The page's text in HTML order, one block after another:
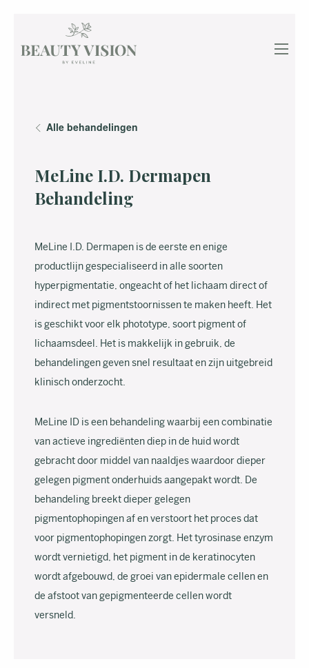
Alle behandelingen
MeLine I.D. Dermapen
Behandeling
MeLine I.D. Dermapen is de eerste en enige
productlijn gespecialiseerd in alle soorten
hyperpigmentatie, ongeacht of het lichaam direct of
indirect met pigmentstoornissen te maken heeft. Het
is geschikt voor elk phototype, soort pigment of
lichaamsdeel. Het is makkelijk in gebruik, de
behandelingen geven snel resultaat en zijn uitgebreid
klinisch onderzocht.
MeLine ID is een behandeling waarbij een combinatie
van actieve ingrediënten diep in de huid wordt
gebracht door middel van naaldjes waardoor dieper
gelegen pigment onderhuids aangepakt wordt. De
behandeling breekt dieper gelegen
pigmentophopingen af en verstoort het proces dat
voor pigmentophopingen zorgt. Het tyrosinase enzym
wordt vernietigd, het pigment in de keratinocyten
wordt afgebouwd, de groei van epidermale cellen en
de afstoot van gepigmenteerde cellen wordt
versneld.